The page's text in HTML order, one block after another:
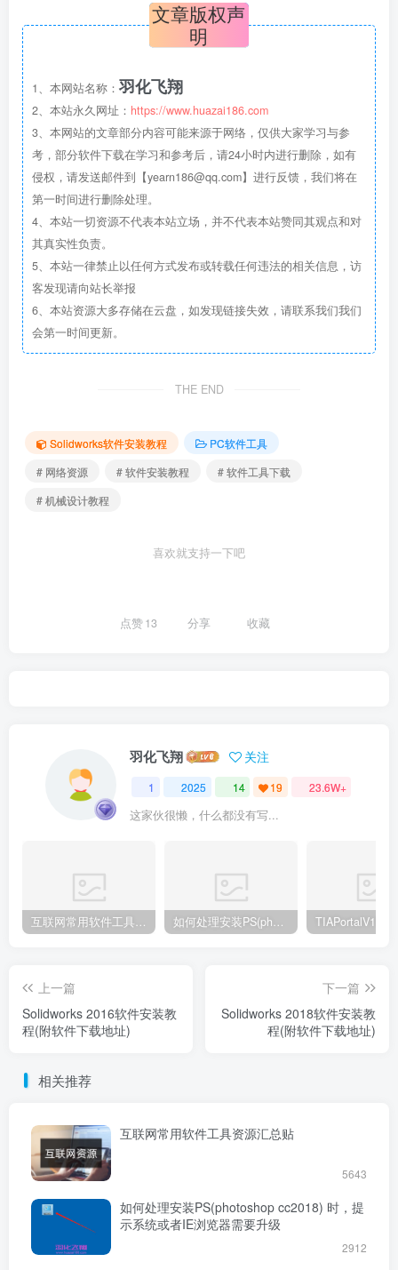
文章版权声
明
1、本网站名称： 羽化飞翔
2、本站永久网址： https://www.huazai186.com
3、本网站的文章部分内容可能来源于网络，仅供大家学习与参
考，部分软件下载在学习和参考后，请24小时内进行删除，如有
侵权，请发送邮件到【yearn186@qq.com】进行反馈，我们将在
第一时间进行删除处理。
4、本站一切资源不代表本站立场，并不代表本站赞同其观点和对
其真实性负责。
5、本站一律禁止以任何方式发布或转载任何违法的相关信息，访
客发现请向站长举报
6、本站资源大多存储在云盘，如发现链接失效，请联系我们我们
会第一时间更新。
THE END
Solidworks软件安装教程
PC软件工具
# 网络资源
# 软件安装教程
# 软件工具下载
# 机械设计教程
喜欢就支持一下吧
点赞13 分享 收藏
羽化飞翔 关注
1 2025 14 19 23.6W+
这家伙很懒，什么都没有写...
互联网常用软件工具资源汇总贴 如何处理安装PS(photoshop cc2018) 时，提示系统或者IE浏览器需要升级
上一篇
Solidworks 2016软件安装教
程(附软件下载地址)
下一篇
Solidworks 2018软件安装教
程(附软件下载地址)
相关推荐
互联网常用软件工具资源汇总贴
5643
如何处理安装PS(photoshop cc2018) 时，提
示系统或者IE浏览器需要升级
2912